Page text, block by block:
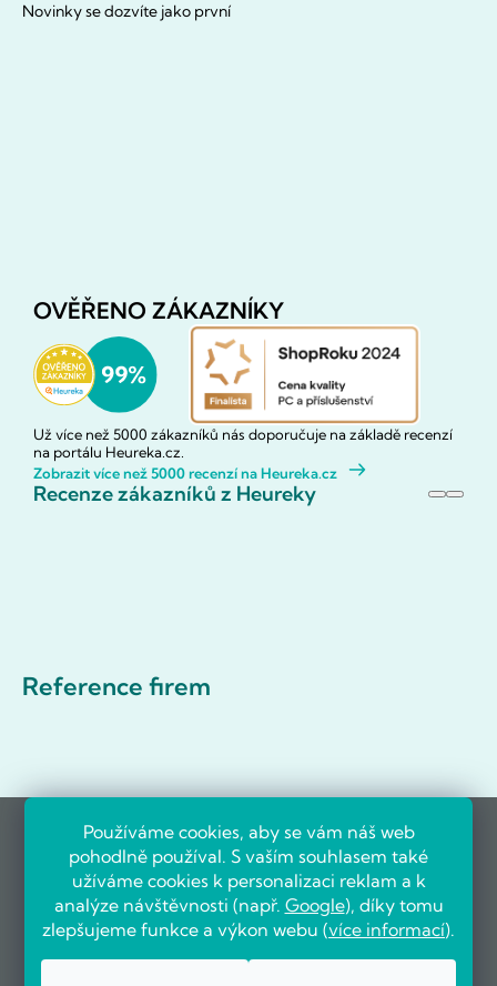
Používáme cookies, aby se vám náš web
pohodlně používal. S vaším souhlasem také
užíváme cookies k personalizaci reklam a k
analýze návštěvnosti (např. Google), díky tomu
zlepšujeme funkce a výkon webu (více informací).
Novinky se dozvíte jako první
OVĚŘENO ZÁKAZNÍKY
Už více než 5000 zákazníků nás doporučuje na základě recenzí
na portálu Heureka.cz.
Zobrazit více než 5000 recenzí na Heureka.cz
Recenze zákazníků z Heureky
Reference firem